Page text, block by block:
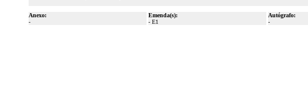
Anexo:
-
Emenda(s):
- E1
Autógrafo:
-